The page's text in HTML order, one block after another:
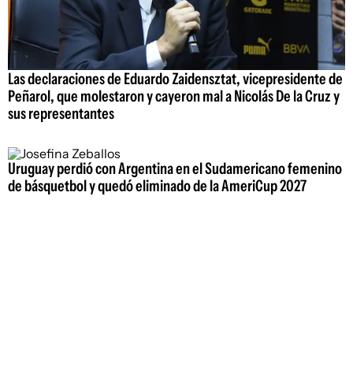
Las declaraciones de Eduardo Zaidensztat, vicepresidente de
Peñarol, que molestaron y cayeron mal a Nicolás De la Cruz y
sus representantes
Uruguay perdió con Argentina en el Sudamericano femenino
de básquetbol y quedó eliminado de la AmeriCup 2027